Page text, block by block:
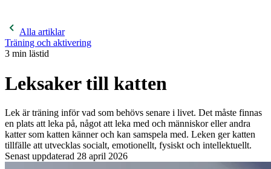
Alla artiklar
Träning och aktivering
3 min lästid
Leksaker till katten
Lek är träning inför vad som behövs senare i livet. Det måste finnas
en plats att leka på, något att leka med och människor eller andra
katter som katten känner och kan samspela med. Leken ger katten
tillfälle att utvecklas socialt, emotionellt, fysiskt och intellektuellt.
Senast uppdaterad 28 april 2026